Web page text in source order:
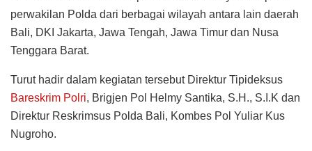
perwakilan Polda dari berbagai wilayah antara lain daerah
Bali, DKI Jakarta, Jawa Tengah, Jawa Timur dan Nusa
Tenggara Barat.
Turut hadir dalam kegiatan tersebut Direktur Tipideksus
Bareskrim Polri, Brigjen Pol Helmy Santika, S.H., S.I.K dan
Direktur Reskrimsus Polda Bali, Kombes Pol Yuliar Kus
Nugroho.